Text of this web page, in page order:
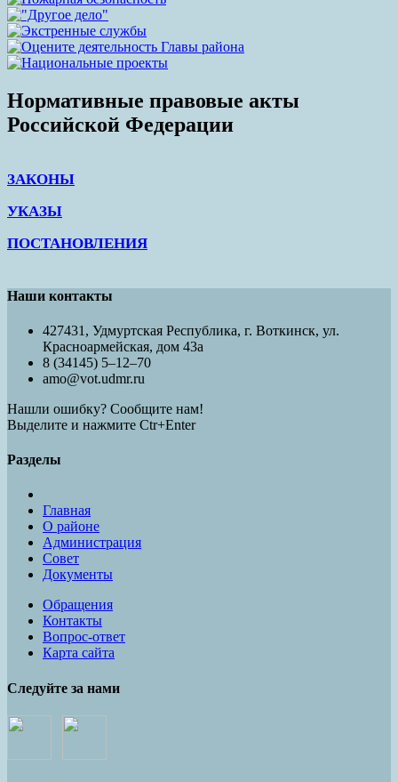
Нормативные правовые акты
Российской Федерации
ЗАКОНЫ
УКАЗЫ
ПОСТАНОВЛЕНИЯ
Наши контакты
427431, Удмуртская Республика, г. Воткинск, ул.
Красноармейская, дом 43а
8 (34145) 5–12–70
amo@vot.udmr.ru
Нашли ошибку? Сообщите нам!
Выделите и нажмите Ctr+Enter
Разделы
Главная
О районе
Администрация
Совет
Документы
Обращения
Контакты
Вопрос-ответ
Карта сайта
Следуйте за нами